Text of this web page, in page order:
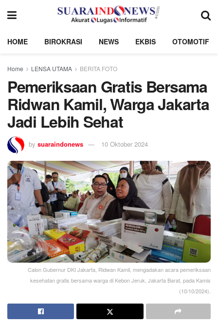
HOME BIROKRASI NEWS EKBIS OTOMOTIF
Home LENSA UTAMA BERITA FOTO
Pemeriksaan Gratis Bersama
Ridwan Kamil, Warga Jakarta
Jadi Lebih Sehat
by suaraindonews 10 Oktober 2024
Calon Gubernur DKI Jakarta, Ridwan Kamil, mengadakan acara pemeriksaan
kesehatan gratis bersama warga di Kebon Jeruk, Jakarta Barat, pada Kamis
(10/10/2024).